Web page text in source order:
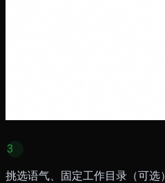
3
挑选语气、固定工作目录（可选）